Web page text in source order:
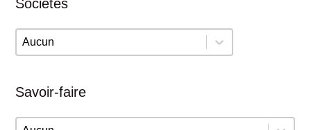
Sociétés
Sociétés
Sociétés
Savoir-faire
Savoir-faire
Savoir-faire